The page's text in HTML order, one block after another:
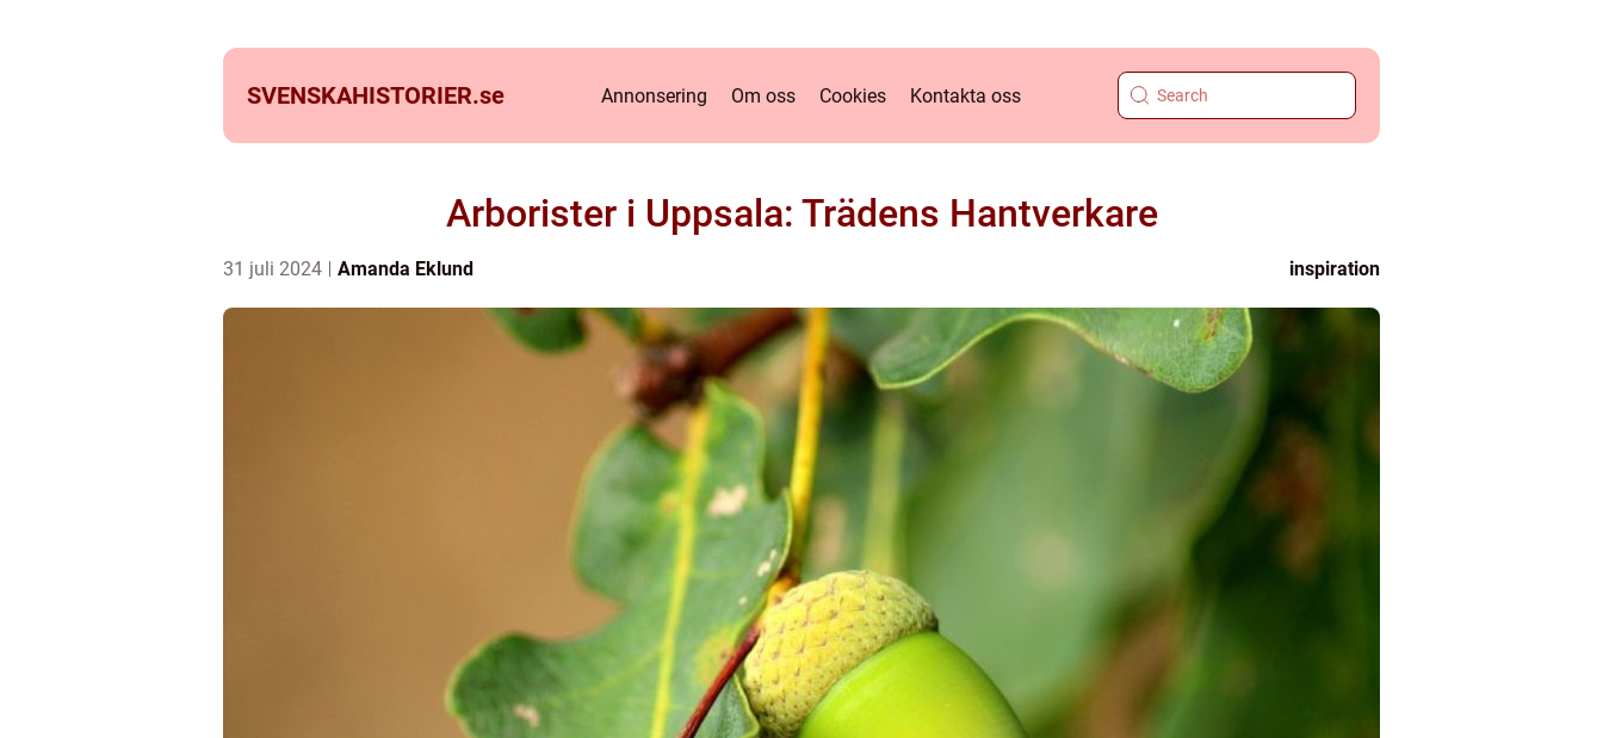
SVENSKAHISTORIER.se Annonsering Om oss Cookies Kontakta oss
Arborister i Uppsala: Trädens Hantverkare
31 juli 2024 Amanda Eklund inspiration